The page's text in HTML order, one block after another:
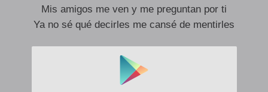
Mis amigos me ven y me preguntan por ti
Ya no sé qué decirles me cansé de mentirles
Ya no me veo igual todo sin ti está mal
Sólo queda decir que te quise de más